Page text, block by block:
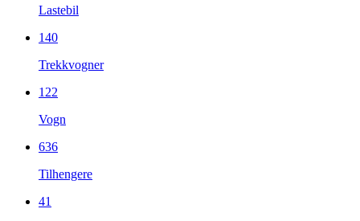
Lastebil
140
Trekkvogner
122
Vogn
636
Tilhengere
41